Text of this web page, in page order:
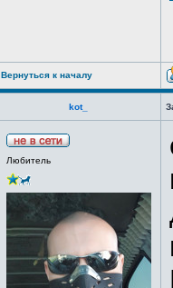
Вернуться к началу
kot_
Любитель